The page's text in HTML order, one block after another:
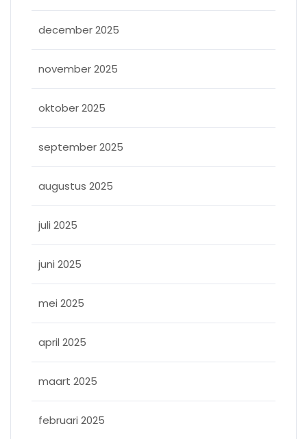
december 2025
november 2025
oktober 2025
september 2025
augustus 2025
juli 2025
juni 2025
mei 2025
april 2025
maart 2025
februari 2025